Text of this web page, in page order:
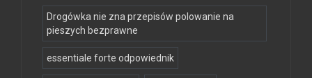
Drogówka nie zna przepisów polowanie na
pieszych bezprawne
essentiale forte odpowiednik